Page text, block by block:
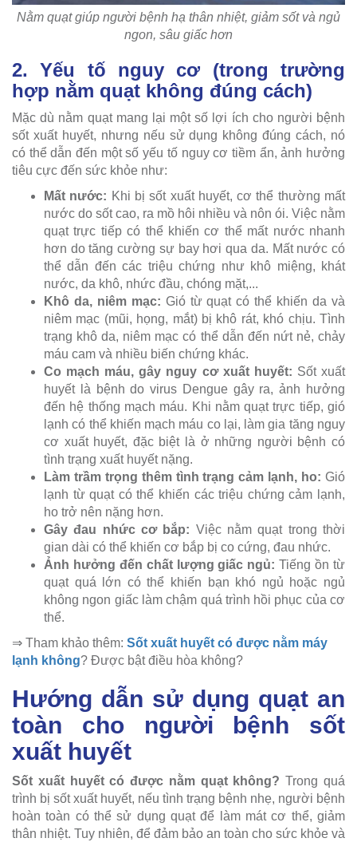
Nằm quạt giúp người bệnh hạ thân nhiệt, giảm sốt và ngủ
ngon, sâu giấc hơn
2. Yếu tố nguy cơ (trong trường
hợp nằm quạt không đúng cách)
Mặc dù nằm quạt mang lại một số lợi ích cho người bệnh
sốt xuất huyết, nhưng nếu sử dụng không đúng cách, nó
có thể dẫn đến một số yếu tố nguy cơ tiềm ẩn, ảnh hưởng
tiêu cực đến sức khỏe như:
Mất nước: Khi bị sốt xuất huyết, cơ thể thường mất
nước do sốt cao, ra mồ hôi nhiều và nôn ói. Việc nằm
quạt trực tiếp có thể khiến cơ thể mất nước nhanh
hơn do tăng cường sự bay hơi qua da. Mất nước có
thể dẫn đến các triệu chứng như khô miệng, khát
nước, da khô, nhức đầu, chóng mặt,...
Khô da, niêm mạc: Gió từ quạt có thể khiến da và
niêm mạc (mũi, họng, mắt) bị khô rát, khó chịu. Tình
trạng khô da, niêm mạc có thể dẫn đến nứt nẻ, chảy
máu cam và nhiều biến chứng khác.
Co mạch máu, gây nguy cơ xuất huyết: Sốt xuất
huyết là bệnh do virus Dengue gây ra, ảnh hưởng
đến hệ thống mạch máu. Khi nằm quạt trực tiếp, gió
lạnh có thể khiến mạch máu co lại, làm gia tăng nguy
cơ xuất huyết, đặc biệt là ở những người bệnh có
tình trạng xuất huyết nặng.
Làm trầm trọng thêm tình trạng cảm lạnh, ho: Gió
lạnh từ quạt có thể khiến các triệu chứng cảm lạnh,
ho trở nên nặng hơn.
Gây đau nhức cơ bắp: Việc nằm quạt trong thời
gian dài có thể khiến cơ bắp bị co cứng, đau nhức.
Ảnh hưởng đến chất lượng giấc ngủ: Tiếng ồn từ
quạt quá lớn có thể khiến bạn khó ngủ hoặc ngủ
không ngon giấc làm chậm quá trình hồi phục của cơ
thể.
⇒ Tham khảo thêm: Sốt xuất huyết có được nằm máy
lạnh không? Được bật điều hòa không?
Hướng dẫn sử dụng quạt an
toàn cho người bệnh sốt
xuất huyết
Sốt xuất huyết có được nằm quạt không? Trong quá
trình bị sốt xuất huyết, nếu tình trạng bệnh nhẹ, người bệnh
hoàn toàn có thể sử dụng quạt để làm mát cơ thể, giảm
thân nhiệt. Tuy nhiên, để đảm bảo an toàn cho sức khỏe và